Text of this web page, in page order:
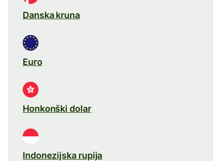
Danska kruna
Euro
Honkonški dolar
Indonezijska rupija